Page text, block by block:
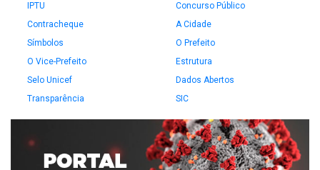
IPTU
Concurso Público
Contracheque
A Cidade
Símbolos
O Prefeito
O Vice-Prefeito
Estrutura
Selo Unicef
Dados Abertos
Transparência
SIC